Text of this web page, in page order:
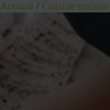
Accueil / Cuisine maison